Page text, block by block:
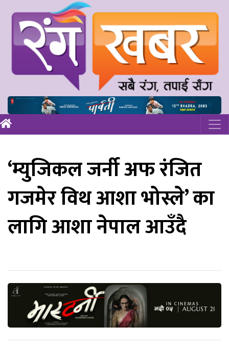
‘म्युजिकल जर्नी अफ रंजित
गजमेर विथ आशा भोस्ले’ का
लागि आशा नेपाल आउँदै